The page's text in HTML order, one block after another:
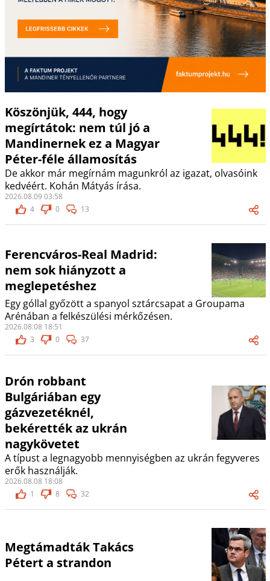
Köszönjük, 444, hogy
megírtátok: nem túl jó a
Mandinernek ez a Magyar
Péter-féle államosítás
De akkor már megírnám magunkról az igazat, olvasóink
kedvéért. Kohán Mátyás írása.
2026.08.09 03:58
4
0 13
Ferencváros-Real Madrid:
nem sok hiányzott a
meglepetéshez
Egy góllal győzött a spanyol sztárcsapat a Groupama
Arénában a felkészülési mérkőzésen.
2026.08.08 18:51
3
0 37
Drón robbant
Bulgáriában egy
gázvezetéknél,
bekérették az ukrán
nagykövetet
A típust a legnagyobb mennyiségben az ukrán fegyveres
erők használják.
2026.08.08 18:08
1
8 32
Megtámadták Takács
Pétert a strandon